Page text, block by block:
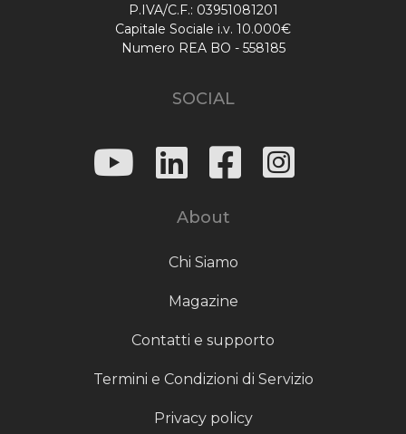
P.IVA/C.F.: 03951081201
Capitale Sociale i.v. 10.000€
Numero REA BO - 558185
SOCIAL
About
Chi Siamo
Magazine
Contatti e supporto
Termini e Condizioni di Servizio
Privacy policy